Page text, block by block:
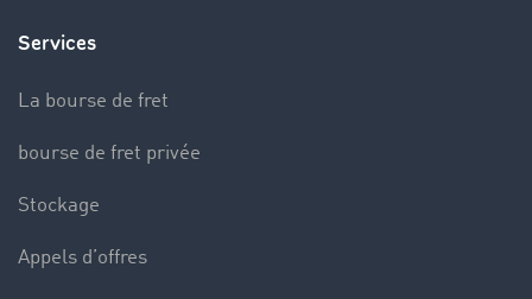
Services
La bourse de fret
bourse de fret privée
Stockage
Appels d’offres